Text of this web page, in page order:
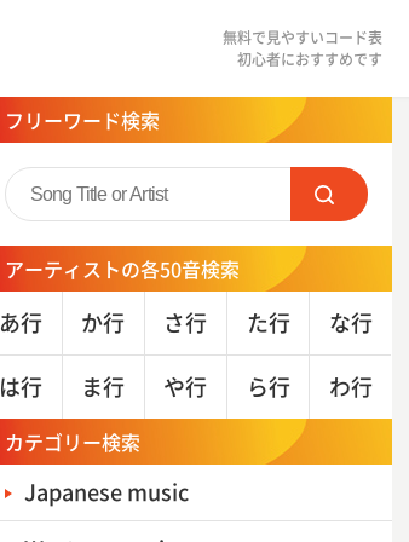
無料で見やすいコード表
初心者におすすめです
フリーワード検索
アーティストの各50音検索
あ行 か行 さ行 た行 な行
は行 ま行 や行 ら行 わ行
カテゴリー検索
Japanese music